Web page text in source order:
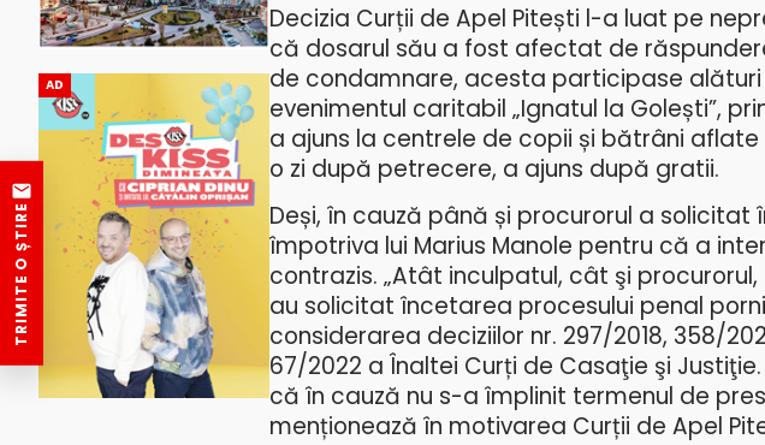
AD
Decizia Curții de Apel Pitești l-a luat pe
că dosarul său a fost afectat de
de condamnare, acesta participase alături
evenimentul caritabil „Ignatul la Golești”,
a ajuns la centrele de copii și bătrâni aflate
o zi după petrecere, a ajuns după gratii.
Deși, în cauză până și procurorul a
împotriva lui Marius Manole pentru că a
contrazis. „Atât inculpatul, cât şi
au solicitat încetarea procesului penal
considerarea deciziilor nr. 297/2018, 358/
67/2022 a Înaltei Curți de Casaţie şi
că în cauză nu s-a împlinit termenul de
menționează în motivarea Curții de Apel
TRIMITE O ȘTIRE